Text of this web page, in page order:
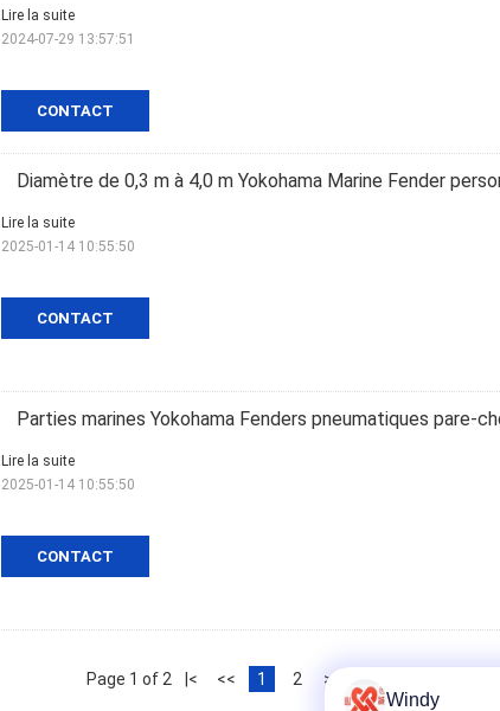
CONTACT
Lire la suite
2024-07-29 13:57:51
Diamètre de 0,3 m à 4,0 m Yokohama Marine Fender
CONTACT
Lire la suite
2025-01-14 10:55:50
Parties marines Yokohama Fenders pneumatiques pare-
CONTACT
Lire la suite
2025-01-14 10:55:50
Page 1 of 2 |< << 1 2 >>
Windy